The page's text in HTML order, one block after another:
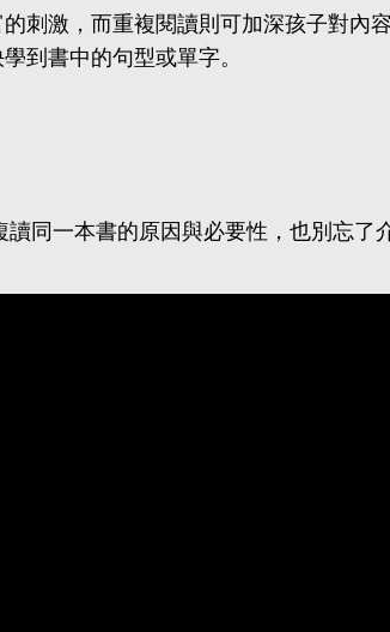
刺激，而重複閱讀則可加深孩子對內
到書中的句型或單字。
讀同一本書的原因與必要性，也別忘了